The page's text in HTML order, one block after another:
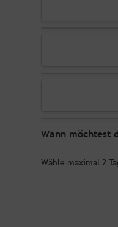
Wann möchtest
Wähle maximal 2